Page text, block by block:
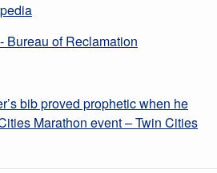
Bureau of Reclamation
bib proved prophetic when he
Marathon event – Twin Cities